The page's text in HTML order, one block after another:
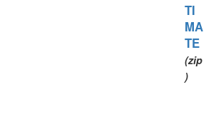
TI
MA
TE
(zip
)